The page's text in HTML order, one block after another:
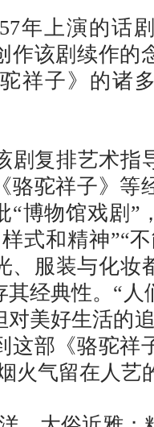
年上演的话
作该剧续作的
祥子》的诸
剧复排艺术指
骆驼祥子》等
“博物馆戏剧”
式和精神”“
、服装与化妆
经典性。“人
美好生活的
这部《骆驼祥
火气留在人艺